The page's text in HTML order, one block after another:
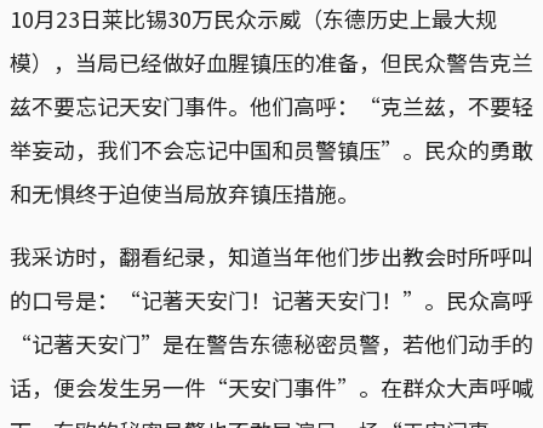
10月23日莱比锡30万民众示威（东德历史上最大规
模），当局已经做好血腥镇压的准备，但民众警告克兰
兹不要忘记天安门事件。他们高呼：“克兰兹，不要轻
举妄动，我们不会忘记中国和员警镇压”。民众的勇敢
和无惧终于迫使当局放弃镇压措施。
我采访时，翻看纪录，知道当年他们步出教会时所呼叫
的口号是：“记著天安门！记著天安门！”。民众高呼
“记著天安门”是在警告东德秘密员警，若他们动手的
话，便会发生另一件“天安门事件”。在群众大声呼喊